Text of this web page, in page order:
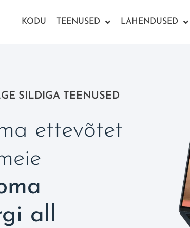
KODU TEENUSED LAHENDUSED
SILDIGA TEENUSED
ettevõtet
all